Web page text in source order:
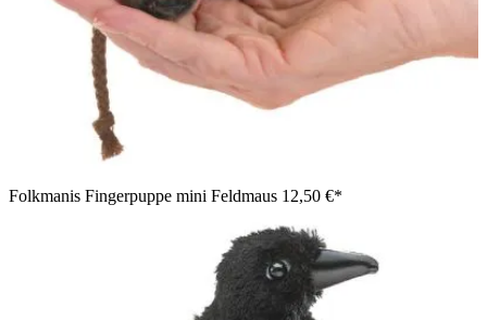
Folkmanis Fingerpuppe mini Feldmaus 12,50 €*